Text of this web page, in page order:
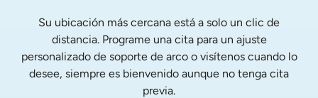
Su ubicación más cercana está a solo un clic de
distancia. Programe una cita para un ajuste
personalizado de soporte de arco o visítenos cuando lo
desee, siempre es bienvenido aunque no tenga cita
previa.